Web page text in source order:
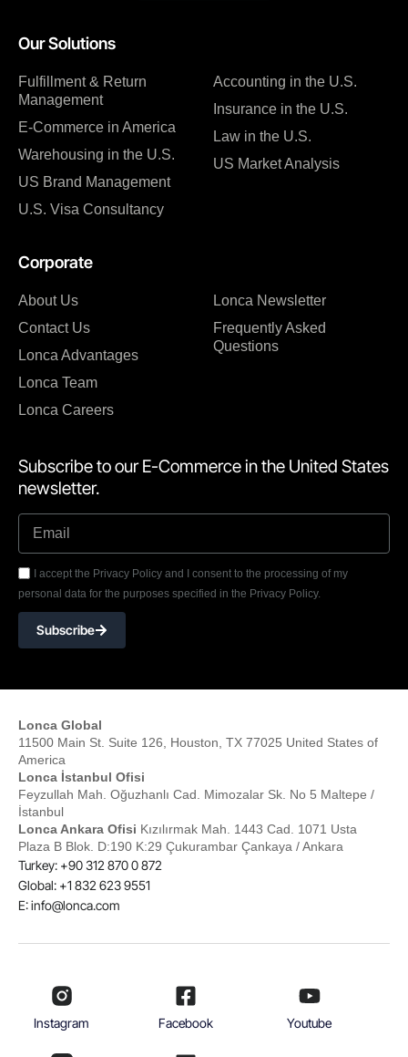
Our Solutions
Fulfillment & Return
Management
E-Commerce in America
Warehousing in the U.S.
US Brand Management
U.S. Visa Consultancy
Accounting in the U.S.
Insurance in the U.S.
Law in the U.S.
US Market Analysis
Corporate
About Us
Contact Us
Lonca Advantages
Lonca Team
Lonca Careers
Lonca Newsletter
Frequently Asked
Questions
Subscribe to our E-Commerce in the United States
newsletter.
I accept the Privacy Policy and I consent to the processing of my
personal data for the purposes specified in the Privacy Policy.
Subscribe
Lonca Global
11500 Main St. Suite 126, Houston, TX 77025 United States of
America
Lonca İstanbul Ofisi
Feyzullah Mah. Oğuzhanlı Cad. Mimozalar Sk. No 5 Maltepe /
İstanbul
Lonca Ankara Ofisi Kızılırmak Mah. 1443 Cad. 1071 Usta
Plaza B Blok. D:190 K:29 Çukurambar Çankaya / Ankara
Turkey: +90 312 870 0 872
Global: +1 832 623 9551
E:info@lonca.com
Instagram Facebook Youtube